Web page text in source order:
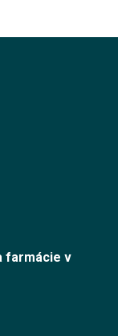
farmácie v